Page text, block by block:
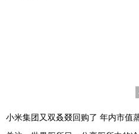
小米集团又双叒叕回购了 年内市值